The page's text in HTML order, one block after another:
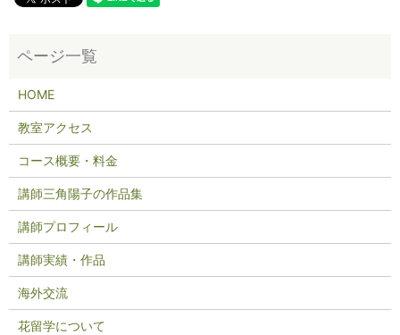
HOME
教室アクセス
コース概要・料金
講師三角陽子の作品集
講師プロフィール
講師実績・作品
海外交流
花留学について